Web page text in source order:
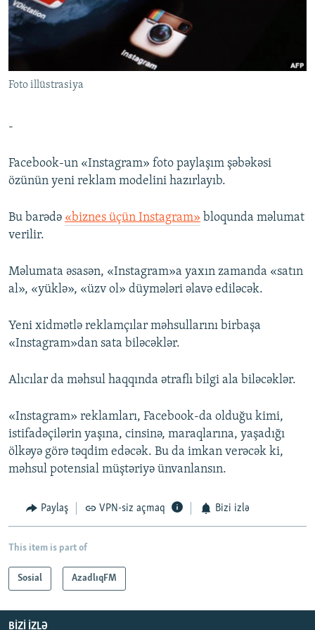
İNFOQRAFIKA
AZƏRBAYCAN ƏDƏBIYYATI KITABXANASI
İSLAM VƏ DEMOKRATIYA
İZ - MƏDƏNIYYƏT PROQRAMI
MISSIYAMIZ
PEŞƏ ETIKASI VƏ JURNALISTIKA STANDARTLARIMIZ
MATERIALLARIMIZDAN ISTIFADƏ
AZADLIQRADIOSU MOBIL TELEFONUNUZDA
BIZI IZLƏ
RFE/RL-in bütün saytları
Foto illüstrasiya
-
Facebook-un «Instagram» foto paylaşım şəbəkəsi
özünün yeni reklam modelini hazırlayıb.
Bu barədə «biznes üçün Instagram» bloqunda məlumat
verilir.
Məlumata əsasən, «Instagram»a yaxın zamanda «satın
al», «yüklə», «üzv ol» düymələri əlavə ediləcək.
Yeni xidmətlə reklamçılar məhsullarını birbaşa
«Instagram»dan sata biləcəklər.
Alıcılar da məhsul haqqında ətraflı bilgi ala biləcəklər.
«Instagram» reklamları, Facebook-da olduğu kimi,
istifadəçilərin yaşına, cinsinə, maraqlarına, yaşadığı
ölkəyə görə təqdim edəcək. Bu da imkan verəcək ki,
məhsul potensial müştəriyə ünvanlansın.
Paylaş VPN-siz açmaq Bizi izlə
This item is part of
Sosial AzadlıqFM
BIZI IZLƏ